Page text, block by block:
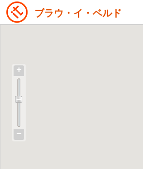
ブラウ・イ・ベルド
+
−